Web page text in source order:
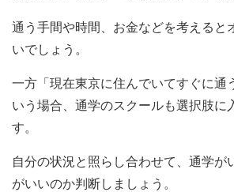
通う手間や時間、お金などを考えると
いでしょう。
一方「現在東京に住んでいてすぐに通
いう場合、通学のスクールも選択肢に
す。
自分の状況と照らし合わせて、通学が
がいいのか判断しましょう。